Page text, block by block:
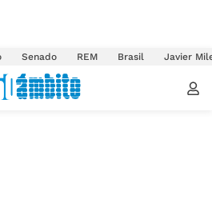
Senado REM Brasil Javier